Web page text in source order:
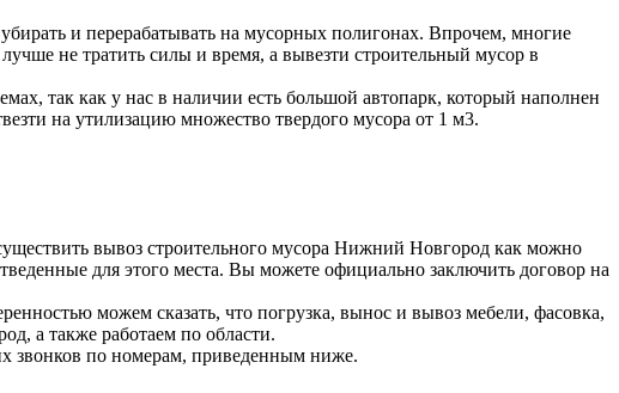
и перерабатывать на мусорных полигонах. Впрочем, многие
не тратить силы и время, а вывезти строительный мусор в
так как у нас в наличии есть большой автопарк, который наполнен
на утилизацию множество твердого мусора от 1 м3.
вывоз строительного мусора Нижний Новгород как можно
для этого места. Вы можете официально заключить договор на
можем сказать, что погрузка, вынос и вывоз мебели, фасовка,
а также работаем по области.
звонков по номерам, приведенным ниже.